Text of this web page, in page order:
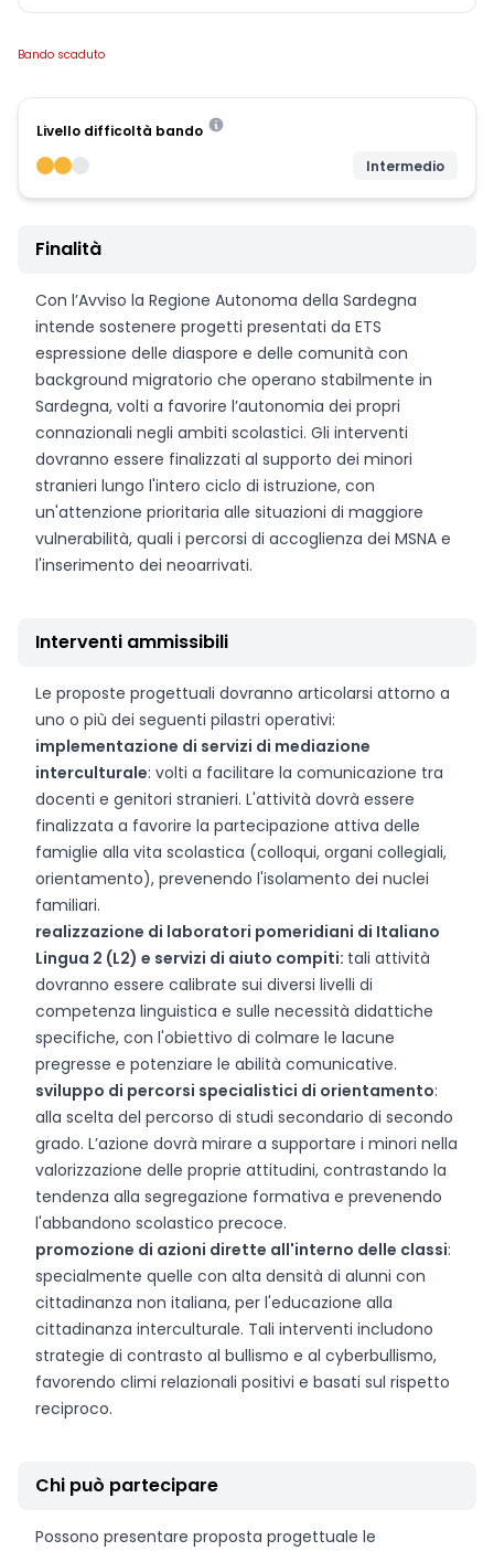
Bando scaduto
Livello difficoltà bando
Intermedio
Finalità
Con l’Avviso la Regione Autonoma della Sardegna
intende sostenere progetti presentati da ETS
espressione delle diaspore e delle comunità con
background migratorio che operano stabilmente in
Sardegna, volti a favorire l’autonomia dei propri
connazionali negli ambiti scolastici. Gli interventi
dovranno essere finalizzati al supporto dei minori
stranieri lungo l'intero ciclo di istruzione, con
un'attenzione prioritaria alle situazioni di maggiore
vulnerabilità, quali i percorsi di accoglienza dei MSNA e
l'inserimento dei neoarrivati.
Interventi ammissibili
Le proposte progettuali dovranno articolarsi attorno a
uno o più dei seguenti pilastri operativi:
implementazione di servizi di mediazione
interculturale: volti a facilitare la comunicazione tra
docenti e genitori stranieri. L'attività dovrà essere
finalizzata a favorire la partecipazione attiva delle
famiglie alla vita scolastica (colloqui, organi collegiali,
orientamento), prevenendo l'isolamento dei nuclei
familiari.
realizzazione di laboratori pomeridiani di Italiano
Lingua 2 (L2) e servizi di aiuto compiti: tali attività
dovranno essere calibrate sui diversi livelli di
competenza linguistica e sulle necessità didattiche
specifiche, con l'obiettivo di colmare le lacune
pregresse e potenziare le abilità comunicative.
sviluppo di percorsi specialistici di orientamento:
alla scelta del percorso di studi secondario di secondo
grado. L’azione dovrà mirare a supportare i minori nella
valorizzazione delle proprie attitudini, contrastando la
tendenza alla segregazione formativa e prevenendo
l'abbandono scolastico precoce.
promozione di azioni dirette all'interno delle classi:
specialmente quelle con alta densità di alunni con
cittadinanza non italiana, per l'educazione alla
cittadinanza interculturale. Tali interventi includono
strategie di contrasto al bullismo e al cyberbullismo,
favorendo climi relazionali positivi e basati sul rispetto
reciproco.
Chi può partecipare
Possono presentare proposta progettuale le